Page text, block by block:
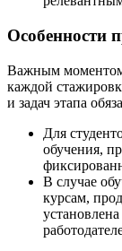
Особенности
Важным моментом
каждой
и задач этапа
Для
обучения,
В случае
курсам,